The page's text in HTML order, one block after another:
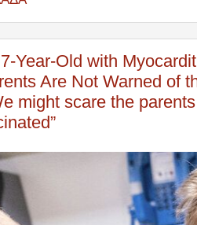
Year-Old with
Are Not Warned of
might scare the